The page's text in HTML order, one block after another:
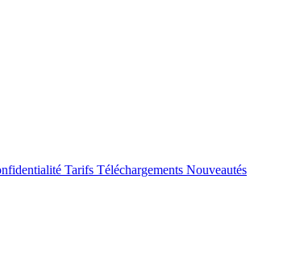
Tarifs Téléchargements Nouveautés